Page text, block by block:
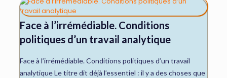
Face à l’irrémédiable. Conditions
politiques d’un travail analytique
Face à l’irrémédiable. Conditions politiques d’un travail
analytique Le titre dit déjà l’essentiel : il y a des choses que